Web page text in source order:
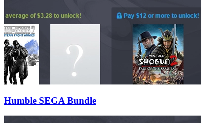
Humble SEGA Bundle